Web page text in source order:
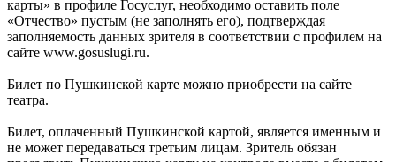
карты» в профиле Госуслуг, необходимо оставить поле
«Отчество» пустым (не заполнять его), подтверждая
заполняемость данных зрителя в соответствии с профилем на
сайте www.gosuslugi.ru.
Билет по Пушкинской карте можно приобрести на сайте
театра.
Билет, оплаченный Пушкинской картой, является именным и
не может передаваться третьим лицам. Зритель обязан